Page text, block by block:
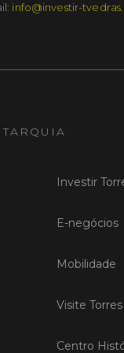
info@investir-
Investir
E-negócios
Mobilidade
Visite
Centro